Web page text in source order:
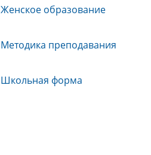
Женское образование
Методика преподавания
Школьная форма